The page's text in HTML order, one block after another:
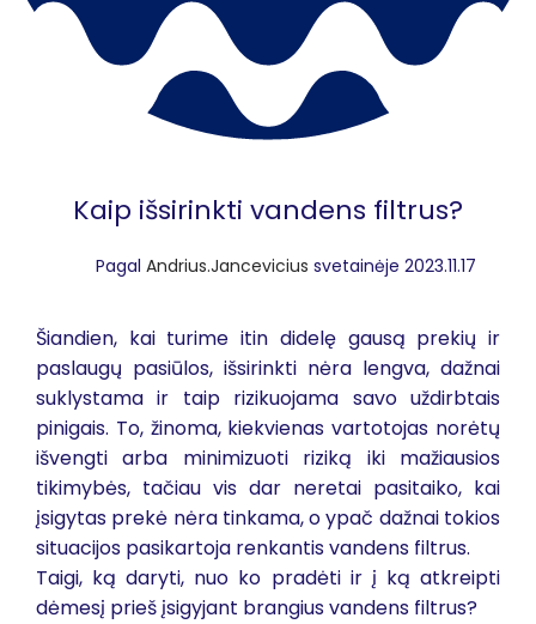
Kaip išsirinkti vandens filtrus?
Pagal Andrius.Jancevicius svetainėje 2023.11.17
Šiandien, kai turime itin didelę gausą prekių ir
paslaugų pasiūlos, išsirinkti nėra lengva, dažnai
suklystama ir taip rizikuojama savo uždirbtais
pinigais. To, žinoma, kiekvienas vartotojas norėtų
išvengti arba minimizuoti riziką iki mažiausios
tikimybės, tačiau vis dar neretai pasitaiko, kai
įsigytas prekė nėra tinkama, o ypač dažnai tokios
situacijos pasikartoja renkantis vandens filtrus.
Taigi, ką daryti, nuo ko pradėti ir į ką atkreipti
dėmesį prieš įsigyjant brangius vandens filtrus?